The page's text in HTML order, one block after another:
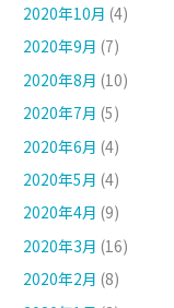
2020年10月 (4)
2020年9月 (7)
2020年8月 (10)
2020年7月 (5)
2020年6月 (4)
2020年5月 (4)
2020年4月 (9)
2020年3月 (16)
2020年2月 (8)